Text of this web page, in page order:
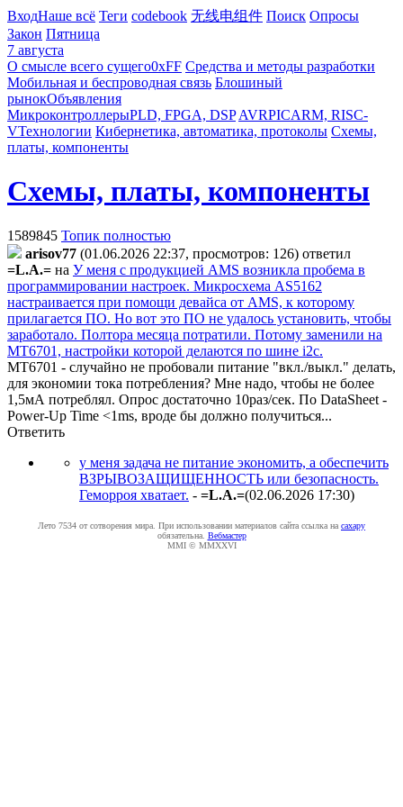
ВходНаше всё Теги codebook 无线电组件 Поиск Опросы
Закон Пятница
7 августа
О смысле всего сущего0xFF Средства и методы разработки
Мобильная и беспроводная связь Блошиный
рынокОбъявления
МикроконтроллерыPLD, FPGA, DSP AVRPICARM, RISC-
VТехнологии Кибернетика, автоматика, протоколы Схемы,
платы, компоненты
Схемы, платы, компоненты
1589845 Топик полностью
arisov77 (01.06.2026 22:37, просмотров: 126) ответил
=L.A.= на У меня c продукцией AMS возникла пробема в
программировании настроек. Микросхема AS5162
настраивается при помощи девайса от AMS, к которому
прилагается ПО. Но вот это ПО не удалось установить, чтобы
заработало. Полтора месяца потратили. Потому заменили на
MT6701, настройки которой делаются по шине i2c.
MT6701 - случайно не пробовали питание "вкл./выкл." делать,
для экономии тока потребления? Мне надо, чтобы не более
1,5мА потреблял. Опрос достаточно 10раз/сек. По DataSheet -
Power-Up Time <1ms, вроде бы должно получиться...
Ответить
у меня задача не питание экономить, а обеспечить
ВЗРЫВОЗАЩИЩЕННОСТЬ или безопасность.
Геморроя хватает. - =L.A.=(02.06.2026 17:30)
Лето 7534 от сотворения мира. При использовании материалов сайта ссылка на caxapу
обязательна. Вебмастер
MMI © MMXXVI